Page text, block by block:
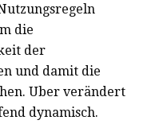
die
der
und damit die
Uber verändert
dynamisch.